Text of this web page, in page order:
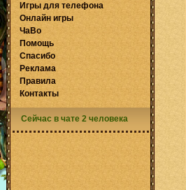
Игры для телефона
Онлайн игры
ЧаВо
Помощь
Спасибо
Реклама
Правила
Контакты
Сейчас в чате 2 человека